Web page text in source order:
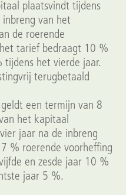
plaatsvindt tijdens
van het
de roerende
tarief bedraagt 10 %
het vierde jaar.
terugbetaald
een termijn van 8
het kapitaal
jaar na de inbreng
% roerende voorheffing
en zesde jaar 10 %
jaar 5 %.